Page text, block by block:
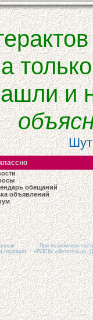
и
обещаний
объявлений
отражает
При полном или
«РИСК» обязательна.